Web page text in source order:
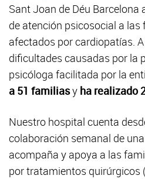
Sant Joan de Déu Barcelona
de atención psicosocial a
afectados por cardiopatías.
dificultades causadas por la
psicóloga facilitada por la
a 51 familiasy ha realizado
Nuestro hospital cuenta
colaboración semanal de
acompaña y apoya a las
por tratamientos quirúrgicos